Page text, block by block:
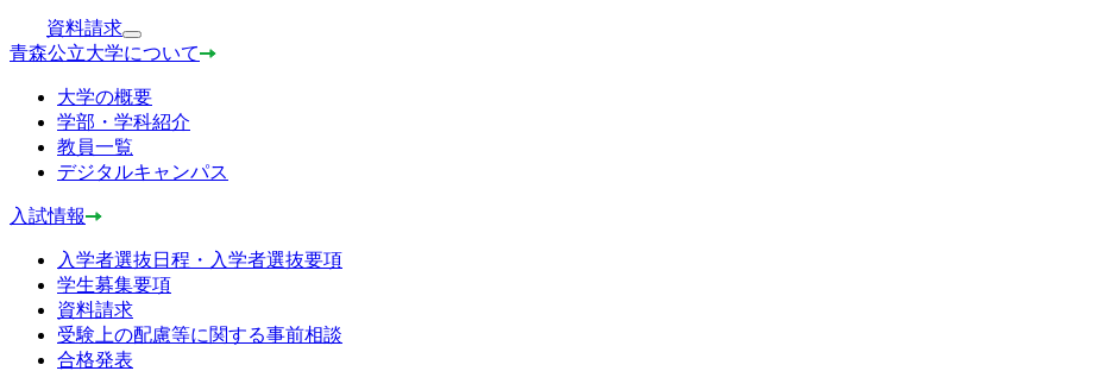
資料請求
青森公立大学について
大学の概要
学部・学科紹介
教員一覧
デジタルキャンパス
入試情報
入学者選抜日程・入学者選抜要項
学生募集要項
資料請求
受験上の配慮等に関する事前相談
合格発表